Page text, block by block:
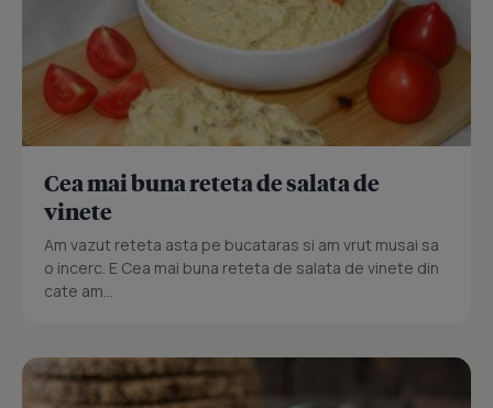
Cea mai buna reteta de salata de
vinete
Am vazut reteta asta pe bucataras si am vrut musai sa
o incerc. E Cea mai buna reteta de salata de vinete din
cate am...